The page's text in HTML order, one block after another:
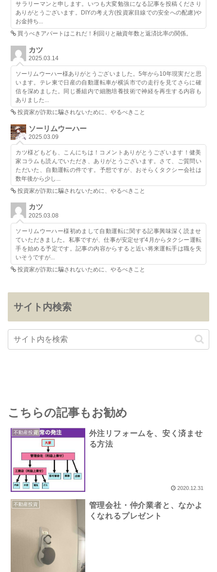
サラリーマンと申します。いつも大変勉強になる記事を投稿くださり
ありがとうございます。DIYの考え方(投資家目線での安全への配慮)や
お金持ち...
買うべきアパートはこれだ！利回りと融資年数と返済比率の関係。
カツ
2025.03.14
ソーリムウーハー様ありがとうございました。5年から10年現実だと思
います。テレ東で日産の自動運転車が横浜市での走行を見てさらに確
信を深めました。同じ番組内で細胞培養技術で神経を再生する内容も
ありました...
投資家が詐欺に騙されないために、やるべきこと
ソーリムウーハー
2025.03.09
カツ様どもども、こんにちは！コメントありがとうございます！健美
家コラムも読んでいただき、ありがとうございます。さて、ご質問い
ただいた、自動運転の件です。予想ですが、おそらくタクシー会社は
数年後から少し...
投資家が詐欺に騙されないために、やるべきこと
カツ
2025.03.08
ソーリムウーハー様初めまして自動運転に関する記事興味深く読ませ
ていただきました。私事ですが、仕事が安定せず4月からタクシー運転
手を始める予定です。記事の内容からすると近い将来運転手は職を失
いそうですが...
投資家が詐欺に騙されないために、やるべきこと
サイト内検索
こちらの記事もお勧め
不動産投資
外注リフォームを、安く済ませ
る方法
2020.12.31
不動産投資
管理会社・仲介業者と、なかよ
くなれるプレゼント